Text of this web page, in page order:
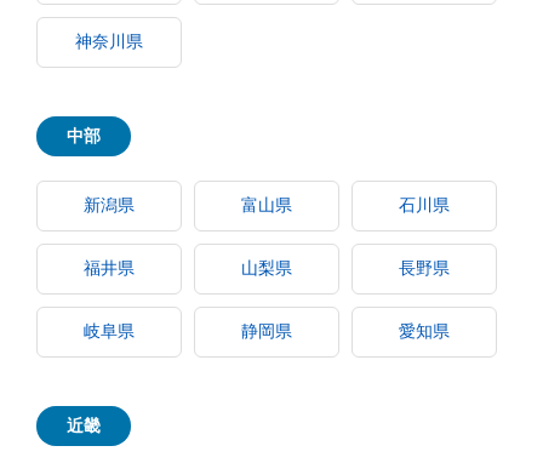
神奈川県
中部
新潟県 富山県 石川県
福井県 山梨県 長野県
岐阜県 静岡県 愛知県
近畿